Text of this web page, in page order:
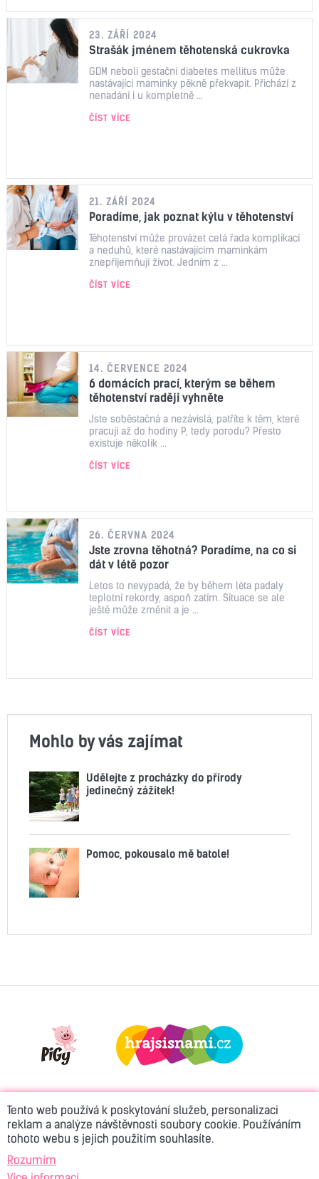
Tento web používá k poskytování služeb, personalizaci
reklam a analýze návštěvnosti soubory cookie. Používáním
tohoto webu s jejich použitím souhlasíte.
Rozumím
23. ZÁŘÍ 2024
Strašák jménem těhotenská cukrovka
GDM neboli gestační diabetes mellitus může
nastávající maminky pěkně překvapit. Přichází z
nenadání i u kompletně ...
ČÍST VÍCE
21. ZÁŘÍ 2024
Poradíme, jak poznat kýlu v těhotenství
Těhotenství může provázet celá řada komplikací
a neduhů, které nastávajícím maminkám
znepříjemňují život. Jedním z ...
ČÍST VÍCE
14. ČERVENCE 2024
6 domácích prací, kterým se během
těhotenství raději vyhněte
Jste soběstačná a nezávislá, patříte k těm, které
pracují až do hodiny P, tedy porodu? Přesto
existuje několik ...
ČÍST VÍCE
26. ČERVNA 2024
Jste zrovna těhotná? Poradíme, na co si
dát v létě pozor
Letos to nevypadá, že by během léta padaly
teplotní rekordy, aspoň zatím. Situace se ale
ještě může změnit a je ...
ČÍST VÍCE
Mohlo by vás zajímat
Udělejte z procházky do přírody
jedinečný zážitek!
Pomoc, pokousalo mě batole!
© 2026 Active Rádio Kontakt Reklama